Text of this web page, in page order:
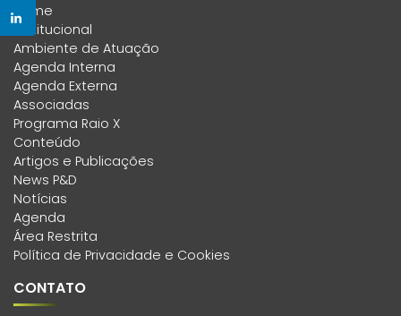
Home
Institucional
Ambiente de Atuação
Agenda Interna
Agenda Externa
Associadas
Programa Raio X
Conteúdo
Artigos e Publicações
News P&D
Notícias
Agenda
Área Restrita
Política de Privacidade e Cookies
CONTATO